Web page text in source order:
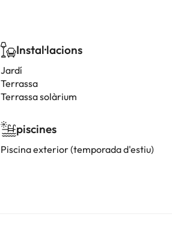
Instal·lacions
Jardí
Terrassa
Terrassa solàrium
piscines
Piscina exterior (temporada d'estiu)